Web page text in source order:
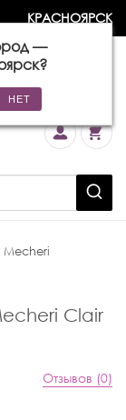
КРАСНОЯРСК
—
?
Mecheri
Clair
Отзывов (0)